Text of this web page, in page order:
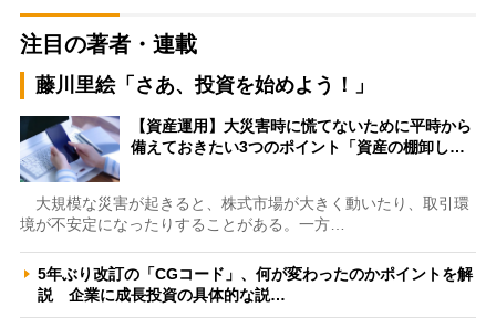
注目の著者・連載
藤川里絵「さあ、投資を始めよう！」
【資産運用】大災害時に慌てないために平時から
備えておきたい3つのポイント「資産の棚卸し…
大規模な災害が起きると、株式市場が大きく動いたり、取引環
境が不安定になったりすることがある。一方…
5年ぶり改訂の「CGコード」、何が変わったのかポイントを解
説 企業に成長投資の具体的な説…